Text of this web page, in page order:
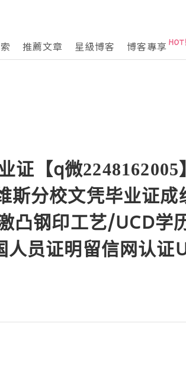
推薦文章 星級博客 博客專享
【q微
斯分校文凭毕业证成
凸钢印工艺/UCD学
人员证明留信网认